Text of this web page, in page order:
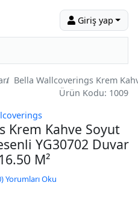
Giriş yap
Bella Wallcoverings Krem
Ürün Kodu: 1009
Krem Kahve Soyut
YG30702 Duvar
M²
Yorumları Oku